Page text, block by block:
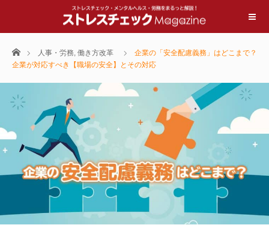
ホーム人事・労務, 働き方改革
企業の「安全配慮義務」はどこまで？
企業が対応すべき【職場の安全】とその対応